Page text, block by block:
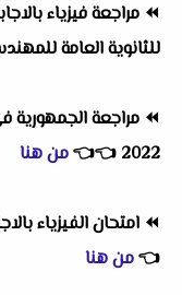
⏪ مراجعة فيزياء
للثانوية العامة
⏪ مراجعة الجمهورية
2022
👈
👈من هنا
⏪ امتحان الفيزياء
👈من هنا